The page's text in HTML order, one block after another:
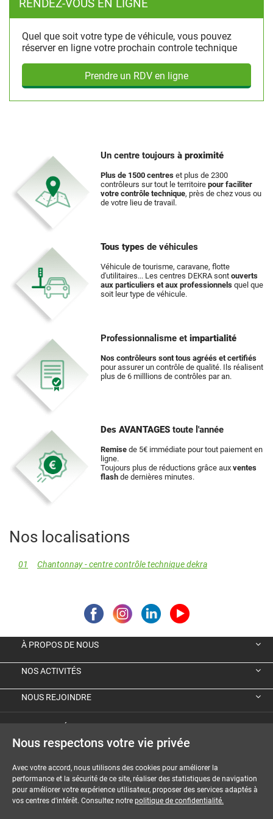
RENDEZ-VOUS EN LIGNE
Quel que soit votre type de véhicule, vous pouvez
réserver en ligne votre prochain controle technique
Prendre un RDV en ligne
Un centre toujours à proximité
Plus de 1500 centres et plus de 2300
contrôleurs sur tout le territoire pour faciliter
votre contrôle technique, près de chez vous ou
de votre lieu de travail.
Tous types de véhicules
Véhicule de tourisme, caravane, flotte
d'utilitaires... Les centres DEKRA sont ouverts
aux particuliers et aux professionnels quel que
soit leur type de véhicule.
Professionnalisme et impartialité
Nos contrôleurs sont tous agréés et certifiés
pour assurer un contrôle de qualité. Ils réalisent
plus de 6 milllions de contrôles par an.
Des AVANTAGES toute l'année
Remise de 5€ immédiate pour tout paiement en
ligne.
Toujours plus de réductions grâce aux ventes
flash de dernières minutes.
Nos localisations
01 Chantonnay - centre contrôle technique dekra
À PROPOS DE NOUS
NOS ACTIVITÉS
NOUS REJOINDRE
MENTIONS LÉGALES
CGU-CGV
Nous respectons votre vie privée
Avec votre accord, nous utilisons des cookies pour améliorer la
performance et la sécurité de ce site, réaliser des statistiques de navigation
pour améliorer votre expérience utilisateur, proposer des services adaptés à
vos centres d'intérêt. Consultez notre politique de confidentialité.